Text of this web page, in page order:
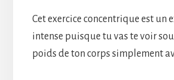
Cet exercice concentrique est un
intense puisque tu vas te voir
poids de ton corps simplement